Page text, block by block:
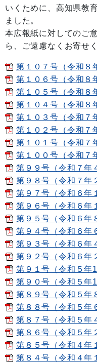
いくために、高知県教
ました。
本広報紙に対してのご
ら、ご遠慮なくお寄せ
第１０７号（令和８
第１０６号（令和８
第１０５号（令和８
第１０４号（令和８
第１０３号（令和７
第１０２号（令和７
第１０１号（令和７
第１００号（令和７
第９９号（令和７年
第９８号（令和７年
第９７号（令和６年
第９６号（令和６年
第９５号（令和６年
第９４号（令和６年
第９３号（令和６年
第９２号（令和６年
第９１号（令和５年
第９０号（令和５年
第８９号（令和５年
第８８号（令和５年
第８７号（令和５年
第８６号（令和５年
第８５号（令和４年
第８４号（令和４年